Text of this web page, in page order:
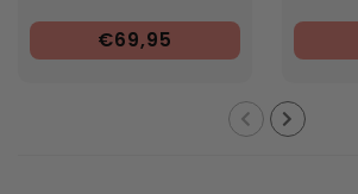
€69,95